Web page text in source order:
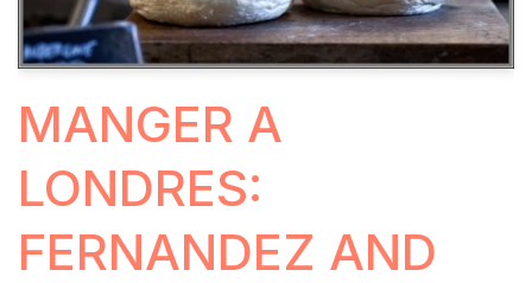
MANGER A
LONDRES:
FERNANDEZ AND